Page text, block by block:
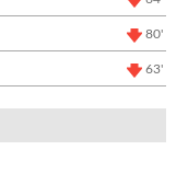
80'
63'